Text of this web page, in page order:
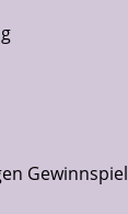
Gewinnspiel